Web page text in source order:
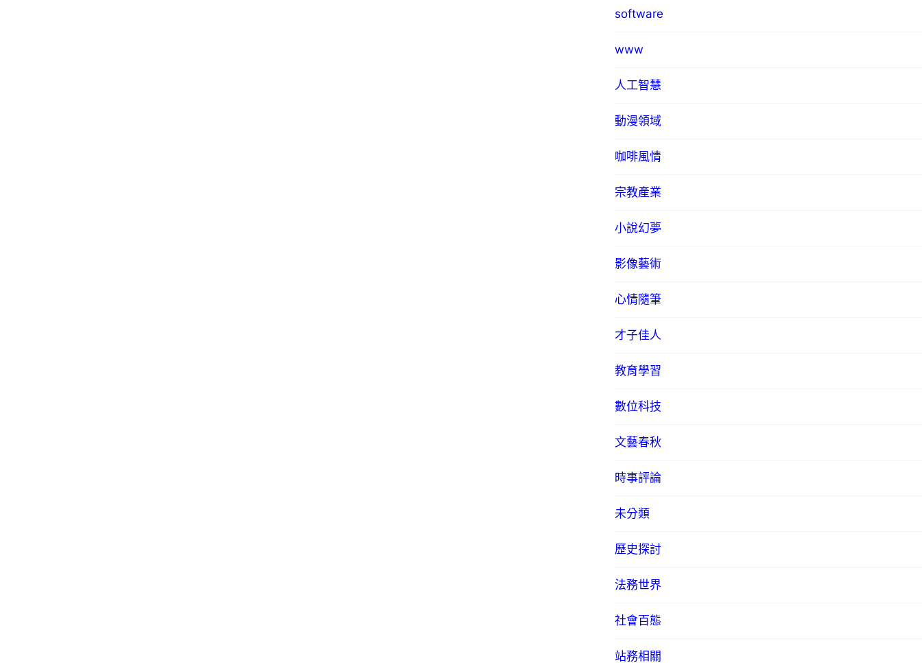
software
www
人工智慧
動漫領域
咖啡風情
宗教產業
小說幻夢
影像藝術
心情隨筆
才子佳人
教育學習
數位科技
文藝春秋
時事評論
未分類
歷史探討
法務世界
社會百態
站務相關